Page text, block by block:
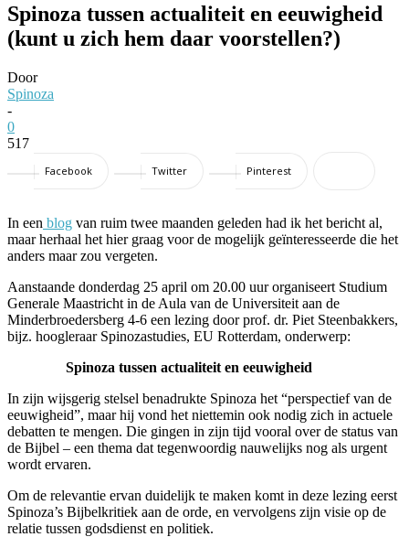
Spinoza tussen actualiteit en eeuwigheid
(kunt u zich hem daar voorstellen?)
Door
Spinoza
-
0
517
Facebook Twitter Pinterest
In een blog van ruim twee maanden geleden had ik het bericht al,
maar herhaal het hier graag voor de mogelijk geïnteresseerde die het
anders maar zou vergeten.
Aanstaande donderdag 25 april om 20.00 uur organiseert Studium
Generale Maastricht in de Aula van de Universiteit aan de
Minderbroedersberg 4-6 een lezing door prof. dr. Piet Steenbakkers,
bijz. hoogleraar Spinozastudies, EU Rotterdam, onderwerp:
Spinoza tussen actualiteit en eeuwigheid
In zijn wijsgerig stelsel benadrukte Spinoza het “perspectief van de
eeuwigheid”, maar hij vond het niettemin ook nodig zich in actuele
debatten te mengen. Die gingen in zijn tijd vooral over de status van
de Bijbel – een thema dat tegenwoordig nauwelijks nog als urgent
wordt ervaren.
Om de relevantie ervan duidelijk te maken komt in deze lezing eerst
Spinoza’s Bijbelkritiek aan de orde, en vervolgens zijn visie op de
relatie tussen godsdienst en politiek.